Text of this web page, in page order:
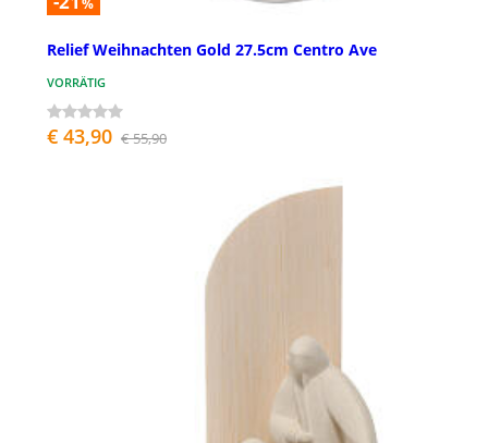
%
Relief Weihnachten Gold 27.5cm Centro Ave
VORRÄTIG
€ 43,90 € 55,90